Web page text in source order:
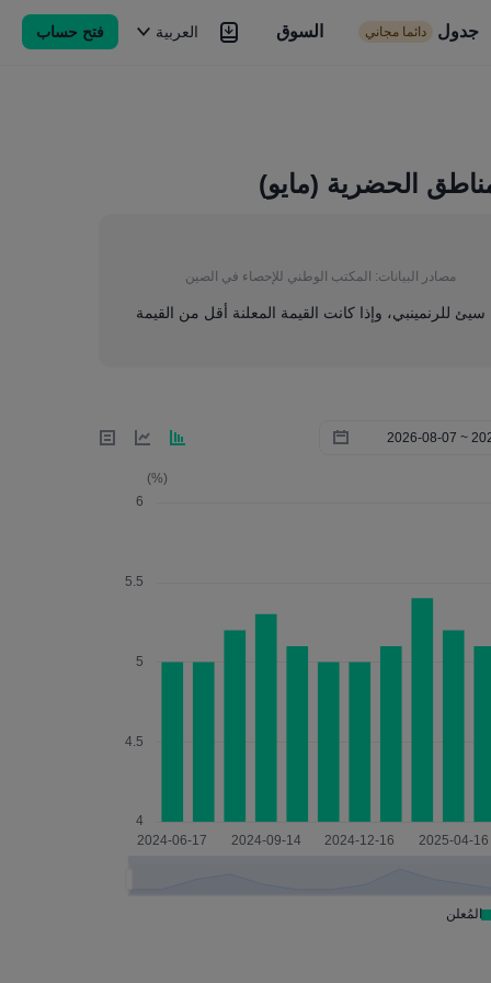
جدول دائما مجاني السوق العربية فتح حساب السوق
الحضرية (مايو)
مصادر البيانات: المكتب الوطني للإحصاء في الصين
سيئ للرنمينبي، وإذا كانت القيمة المعلنة أقل من القيمة